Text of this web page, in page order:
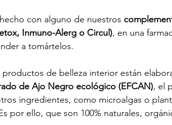
con alguno de nuestros
Inmuno-Alerg o Circul), en una
a tomártelos.
productos de belleza interior están
de Ajo Negro ecológico (EFCAN), el
ingredientes, como microalgas o
por ello, que son 100% naturales,